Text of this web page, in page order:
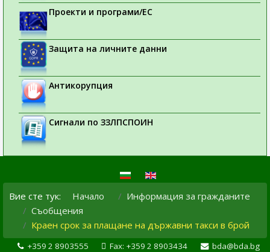
Проекти и програми/ЕС
Защита на личните данни
Антикорупция
Сигнали по ЗЗЛПСПОИН
Вие сте тук: Начало
Информация за гражданите
Съобщения
Краен срок за плащане на държавни такси в брой
+359 2 8903555 Fax: +359 2 8903434 bda@bda.bg